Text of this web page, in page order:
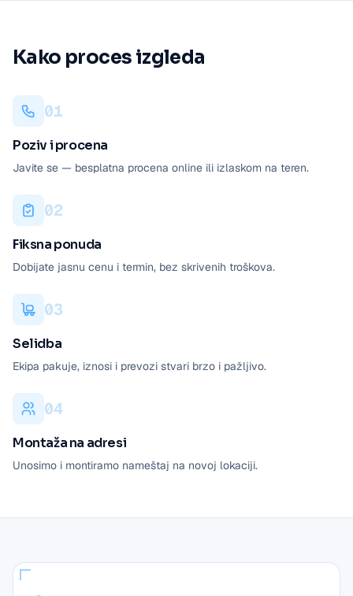
Kako proces izgleda
01
Poziv i procena
Javite se — besplatna procena online ili izlaskom na teren.
02
Fiksna ponuda
Dobijate jasnu cenu i termin, bez skrivenih troškova.
03
Selidba
Ekipa pakuje, iznosi i prevozi stvari brzo i pažljivo.
04
Montaža na adresi
Unosimo i montiramo nameštaj na novoj lokaciji.